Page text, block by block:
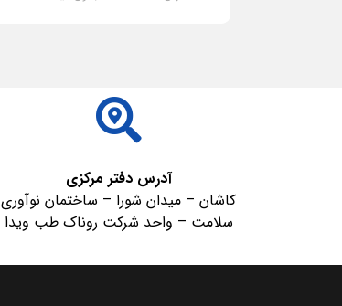
آدرس دفتر مرکزی
کاشان – میدان شورا – ساختمان نوآوری
سلامت – واحد شرکت روناک طب ویدا